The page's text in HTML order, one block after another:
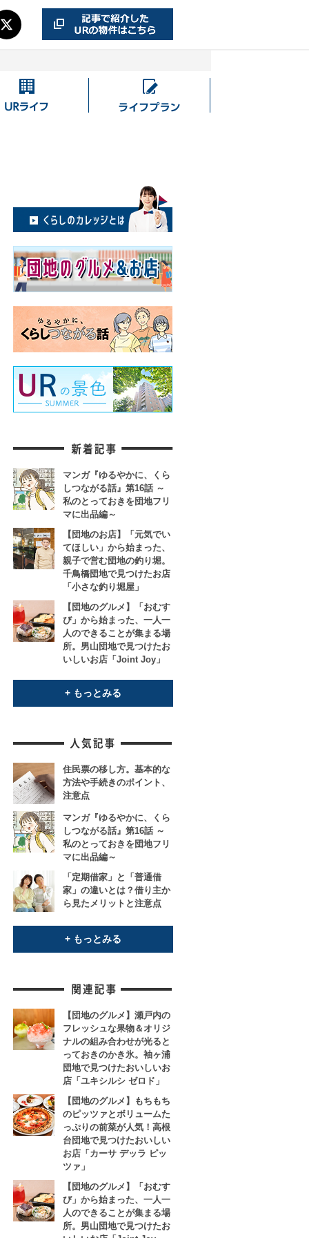
UR
ラ
ン
マンガ『ゆるやかに、くら
しつながる話』第16話 ～
私のとっておきを団地フリ
マに出品編～
【団地のお店】「元気でい
てほしい」から始まった、
親子で営む団地の釣り堀。
千鳥橋団地で見つけたお店
「小さな釣り堀屋」
【団地のグルメ】「おむす
び」から始まった、一人一
人のできることが集まる場
所。男山団地で見つけたお
いしいお店「Joint Joy」
+ もっとみる
住民票の移し方。基本的な
方法や手続きのポイント、
注意点
マンガ『ゆるやかに、くら
しつながる話』第16話 ～
私のとっておきを団地フリ
マに出品編～
「定期借家」と「普通借
家」の違いとは？借り主か
ら見たメリットと注意点
+ もっとみる
【団地のグルメ】瀬戸内の
フレッシュな果物＆オリジ
ナルの組み合わせが光ると
っておきのかき氷。袖ヶ浦
団地で見つけたおいしいお
店「ユキシルシ ゼロド」
【団地のグルメ】もちもち
のピッツァとボリュームた
っぷりの前菜が人気！高根
台団地で見つけたおいしい
お店「カーサ デッラ ピッ
ツァ」
【団地のグルメ】「おむす
び」から始まった、一人一
人のできることが集まる場
所。男山団地で見つけたお